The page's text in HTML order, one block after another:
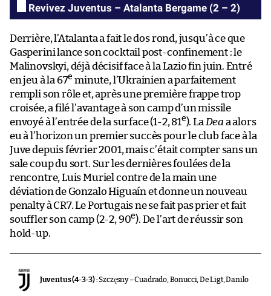
Revivez Juventus – Atalanta Bergame (2 – 2)
Derrière, l’Atalanta a fait le dos rond, jusqu’à ce que
Gasperini lance son cocktail post-confinement : le
Malinovskyi, déjà décisif face à la Lazio fin juin. Entré
en jeu à la 67e minute, l’Ukrainien a parfaitement
rempli son rôle et, après une première frappe trop
croisée, a filé l’avantage à son camp d’un missile
envoyé à l’entrée de la surface (1-2, 81e). La Dea a alors
eu à l’horizon un premier succès pour le club face à la
Juve depuis février 2001, mais c’était compter sans un
sale coup du sort. Sur les dernières foulées de la
rencontre, Luis Muriel contre de la main une
déviation de Gonzalo Higuaín et donne un nouveau
penalty à CR7. Le Portugais ne se fait pas prier et fait
souffler son camp (2-2, 90e). De l’art de réussir son
hold-up.
Juventus (4-3-3) :Szczęsny – Cuadrado, Bonucci, De Ligt, Danilo